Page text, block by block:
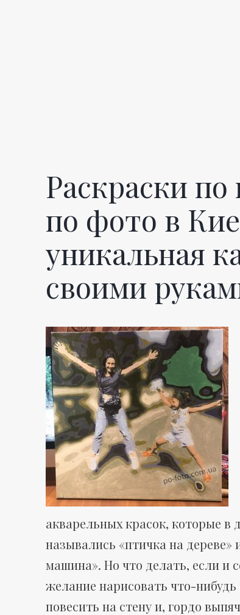
Раскраски
по фото в
уникальная
своими
акварельных красок, которые в
назывались «птичка на дереве»
машина». Но что делать, если и
желание нарисовать что-
повесить на стену и, гордо